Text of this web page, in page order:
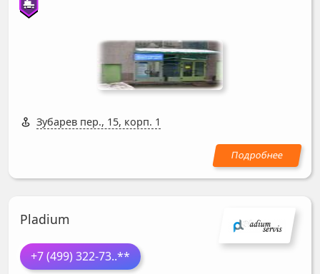
Зубарев пер., 15, корп. 1
Pladium
+7 (499) 322-73..**